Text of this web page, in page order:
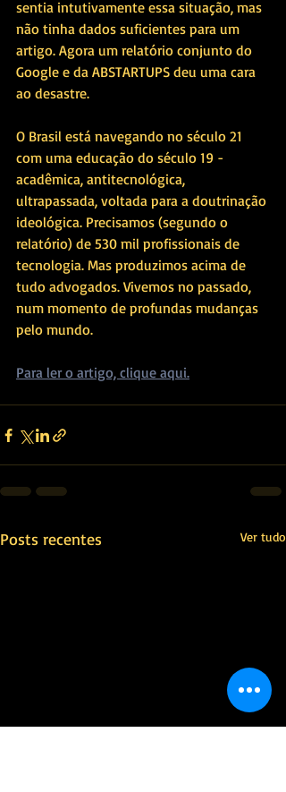
sentia intutivamente essa situação, mas
não tinha dados suficientes para um
artigo. Agora um relatório conjunto do
Google e da ABSTARTUPS deu uma cara
ao desastre.
O Brasil está navegando no século 21
com uma educação do século 19 -
acadêmica, antitecnológica,
ultrapassada, voltada para a doutrinação
ideológica. Precisamos (segundo o
relatório) de 530 mil profissionais de
tecnologia. Mas produzimos acima de
tudo advogados. Vivemos no passado,
num momento de profundas mudanças
pelo mundo.
Para ler o artigo, clique aqui.
Posts recentes Ver tudo